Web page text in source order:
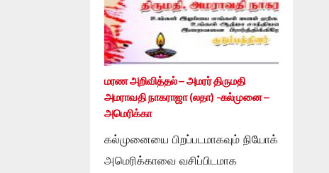
மரண அறிவித்தல் – அமரர் திருமதி
அமராவதி நாகராஜா (லதா) -கல்முனை –
அமெரிக்கா
கல்முனையை பிறப்படமாகவும் நியோக்
அமெரிக்காவை வசிப்பிடமாக